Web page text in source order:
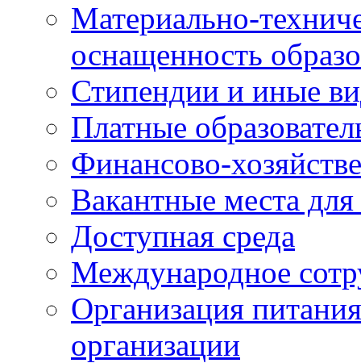
Материально-
оснащенность
Стипендии и иные
Платные
Финансово-
Вакантные места
Доступная среда
Международное
Организация
организации